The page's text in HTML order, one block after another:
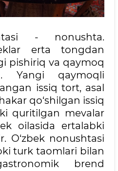
- nonushta.
erta tongdan
pishiriq va qaymoq
Yangi qaymoqli
issiq tort, asal
qo‘shilgan issiq
quritilgan mevalar
oilasida ertalabki
O‘zbek nonushtasi
turk taomlari bilan
brend